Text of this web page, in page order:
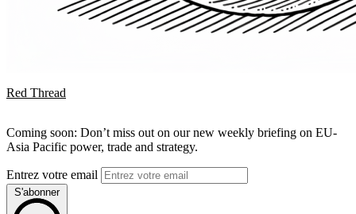
Red Thread
Coming soon: Don’t miss out on our new weekly briefing on EU-
Asia Pacific power, trade and strategy.
Entrez votre email
S'abonner